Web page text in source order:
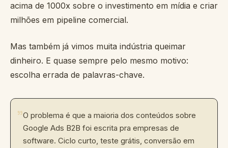
acima de 1000x sobre o investimento em mídia e criar
milhões em pipeline comercial.
Mas também já vimos muita indústria queimar
dinheiro. E quase sempre pelo mesmo motivo:
escolha errada de palavras-chave.
"O problema é que a maioria dos conteúdos sobre
Google Ads B2B foi escrita pra empresas de
software. Ciclo curto, teste grátis, conversão em